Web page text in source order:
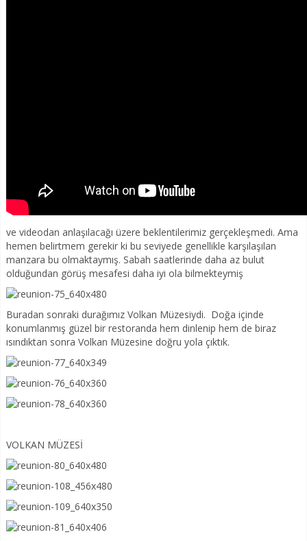
ve videodan anlaşılacağı üzere beklentilerimiz gerçekleşmedi. Ama
hemen belirtmem gerekir ki bu seviyede genellikle karşılaşılan
manzara bu olmaktaymış. Sabah saatlerinde daha az bulut
olduğundan görüş mesafesi daha iyi ola bilmekteymiş
Buradan sonraki durağımız Volkan Müzesiydi. Doğa içinde
konumlanmış güzel bir restoranda hem dinlenip hem de biraz
ısındıktan sonra Volkan Müzesine doğru yola çıktık.
VOLKAN MÜZESİ